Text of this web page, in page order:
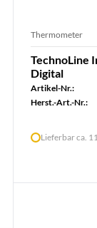
Thermometer
TechnoLine
Digital
Artikel-Nr.:
Herst.-Art.-Nr.:
Lieferbar ca.